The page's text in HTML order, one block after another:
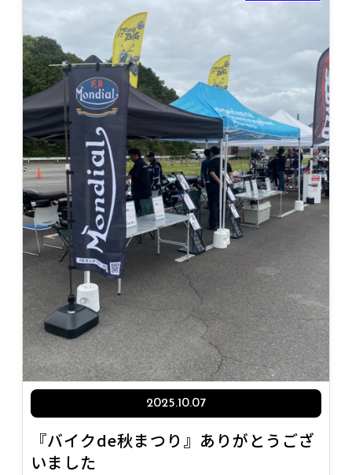
2025.10.07
『バイクde秋まつり』ありがとうござ
いました